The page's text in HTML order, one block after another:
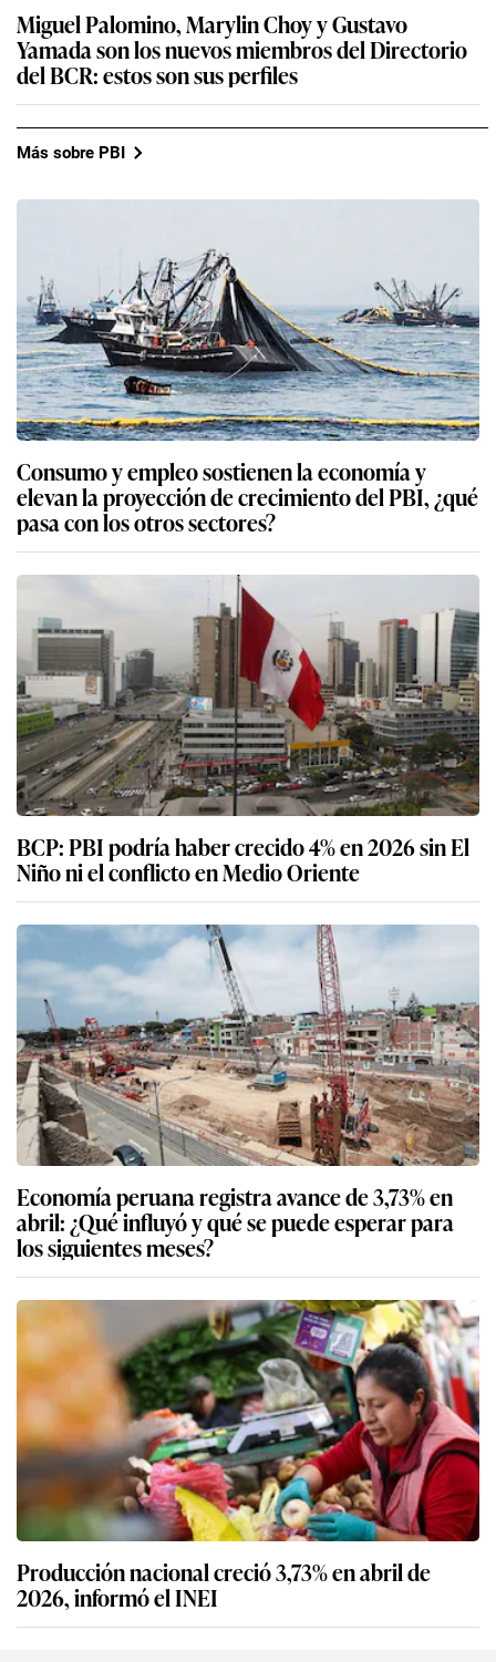
Miguel Palomino, Marylin Choy y Gustavo
Yamada son los nuevos miembros del Directorio
del BCR: estos son sus perfiles
Más sobre PBI
Consumo y empleo sostienen la economía y
elevan la proyección de crecimiento del PBI, ¿qué
pasa con los otros sectores?
BCP: PBI podría haber crecido 4% en 2026 sin El
Niño ni el conflicto en Medio Oriente
Economía peruana registra avance de 3,73% en
abril: ¿Qué influyó y qué se puede esperar para
los siguientes meses?
Producción nacional creció 3,73% en abril de
2026, informó el INEI